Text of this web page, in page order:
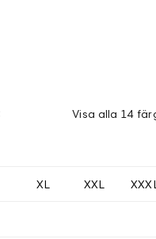
Visa alla 14
XL XXL